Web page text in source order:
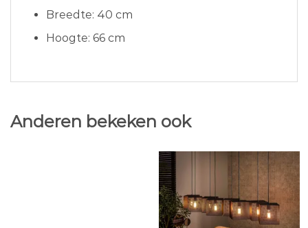
Breedte: 40 cm
Hoogte: 66 cm
Anderen bekeken ook